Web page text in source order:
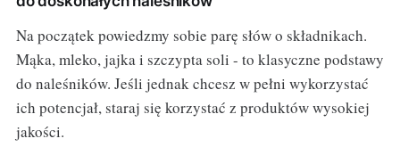
Na początek powiedzmy sobie parę słów o składnikach.
Mąka, mleko, jajka i szczypta soli - to klasyczne podstawy
do naleśników. Jeśli jednak chcesz w pełni wykorzystać
ich potencjał, staraj się korzystać z produktów wysokiej
jakości.